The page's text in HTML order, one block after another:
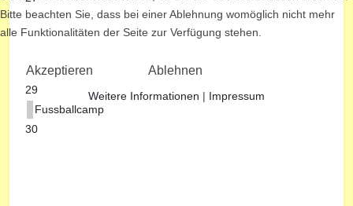
29
Fussballcamp
30
Bitte beachten Sie, dass bei einer Ablehnung womöglich nicht mehr
alle Funktionalitäten der Seite zur Verfügung stehen.
Akzeptieren Ablehnen
Weitere Informationen | Impressum